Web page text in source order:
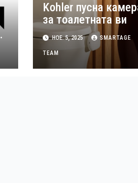
Kohler пусна
за тоалетната ви
НОЕ. 5, 2025 SMARTAGE
TEAM